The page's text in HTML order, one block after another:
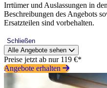
Irrtümer und Auslassungen in
Beschreibungen des Angebots
Ersatzteilen sind vorbehalten.
Schließen
Alle Angebote sehen
Preise jetzt ab nur 119 €*
Angebote erhalten